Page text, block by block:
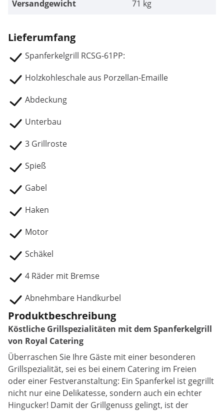
Versandgewicht 71 kg
Lieferumfang
Spanferkelgrill RCSG-61PP:
Holzkohleschale aus Porzellan-Emaille
Abdeckung
Unterbau
3 Grillroste
Spieß
Gabel
Haken
Motor
Schäkel
4 Räder mit Bremse
Abnehmbare Handkurbel
Produktbeschreibung
Köstliche Grillspezialitäten mit dem Spanferkelgrill
von Royal Catering
Überraschen Sie Ihre Gäste mit einer besonderen
Grillspezialität, sei es bei einem Catering im Freien
oder einer Festveranstaltung: Ein Spanferkel ist gegrillt
nicht nur eine Delikatesse, sondern auch ein echter
Hingucker! Damit der Grillgenuss gelingt, ist der